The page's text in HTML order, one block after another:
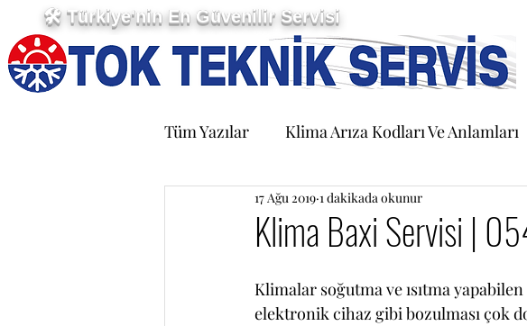
🛠 Türkiye'nin En Güvenilir Servisi
Tüm Yazılar Klima Arıza Kodları Ve Anlamları
Klima Baxi Servisi |
17 Ağu 2019 1 dakikada okunur
Klimalar soğutma ve ısıtma
elektronik cihaz gibi bozulması çok